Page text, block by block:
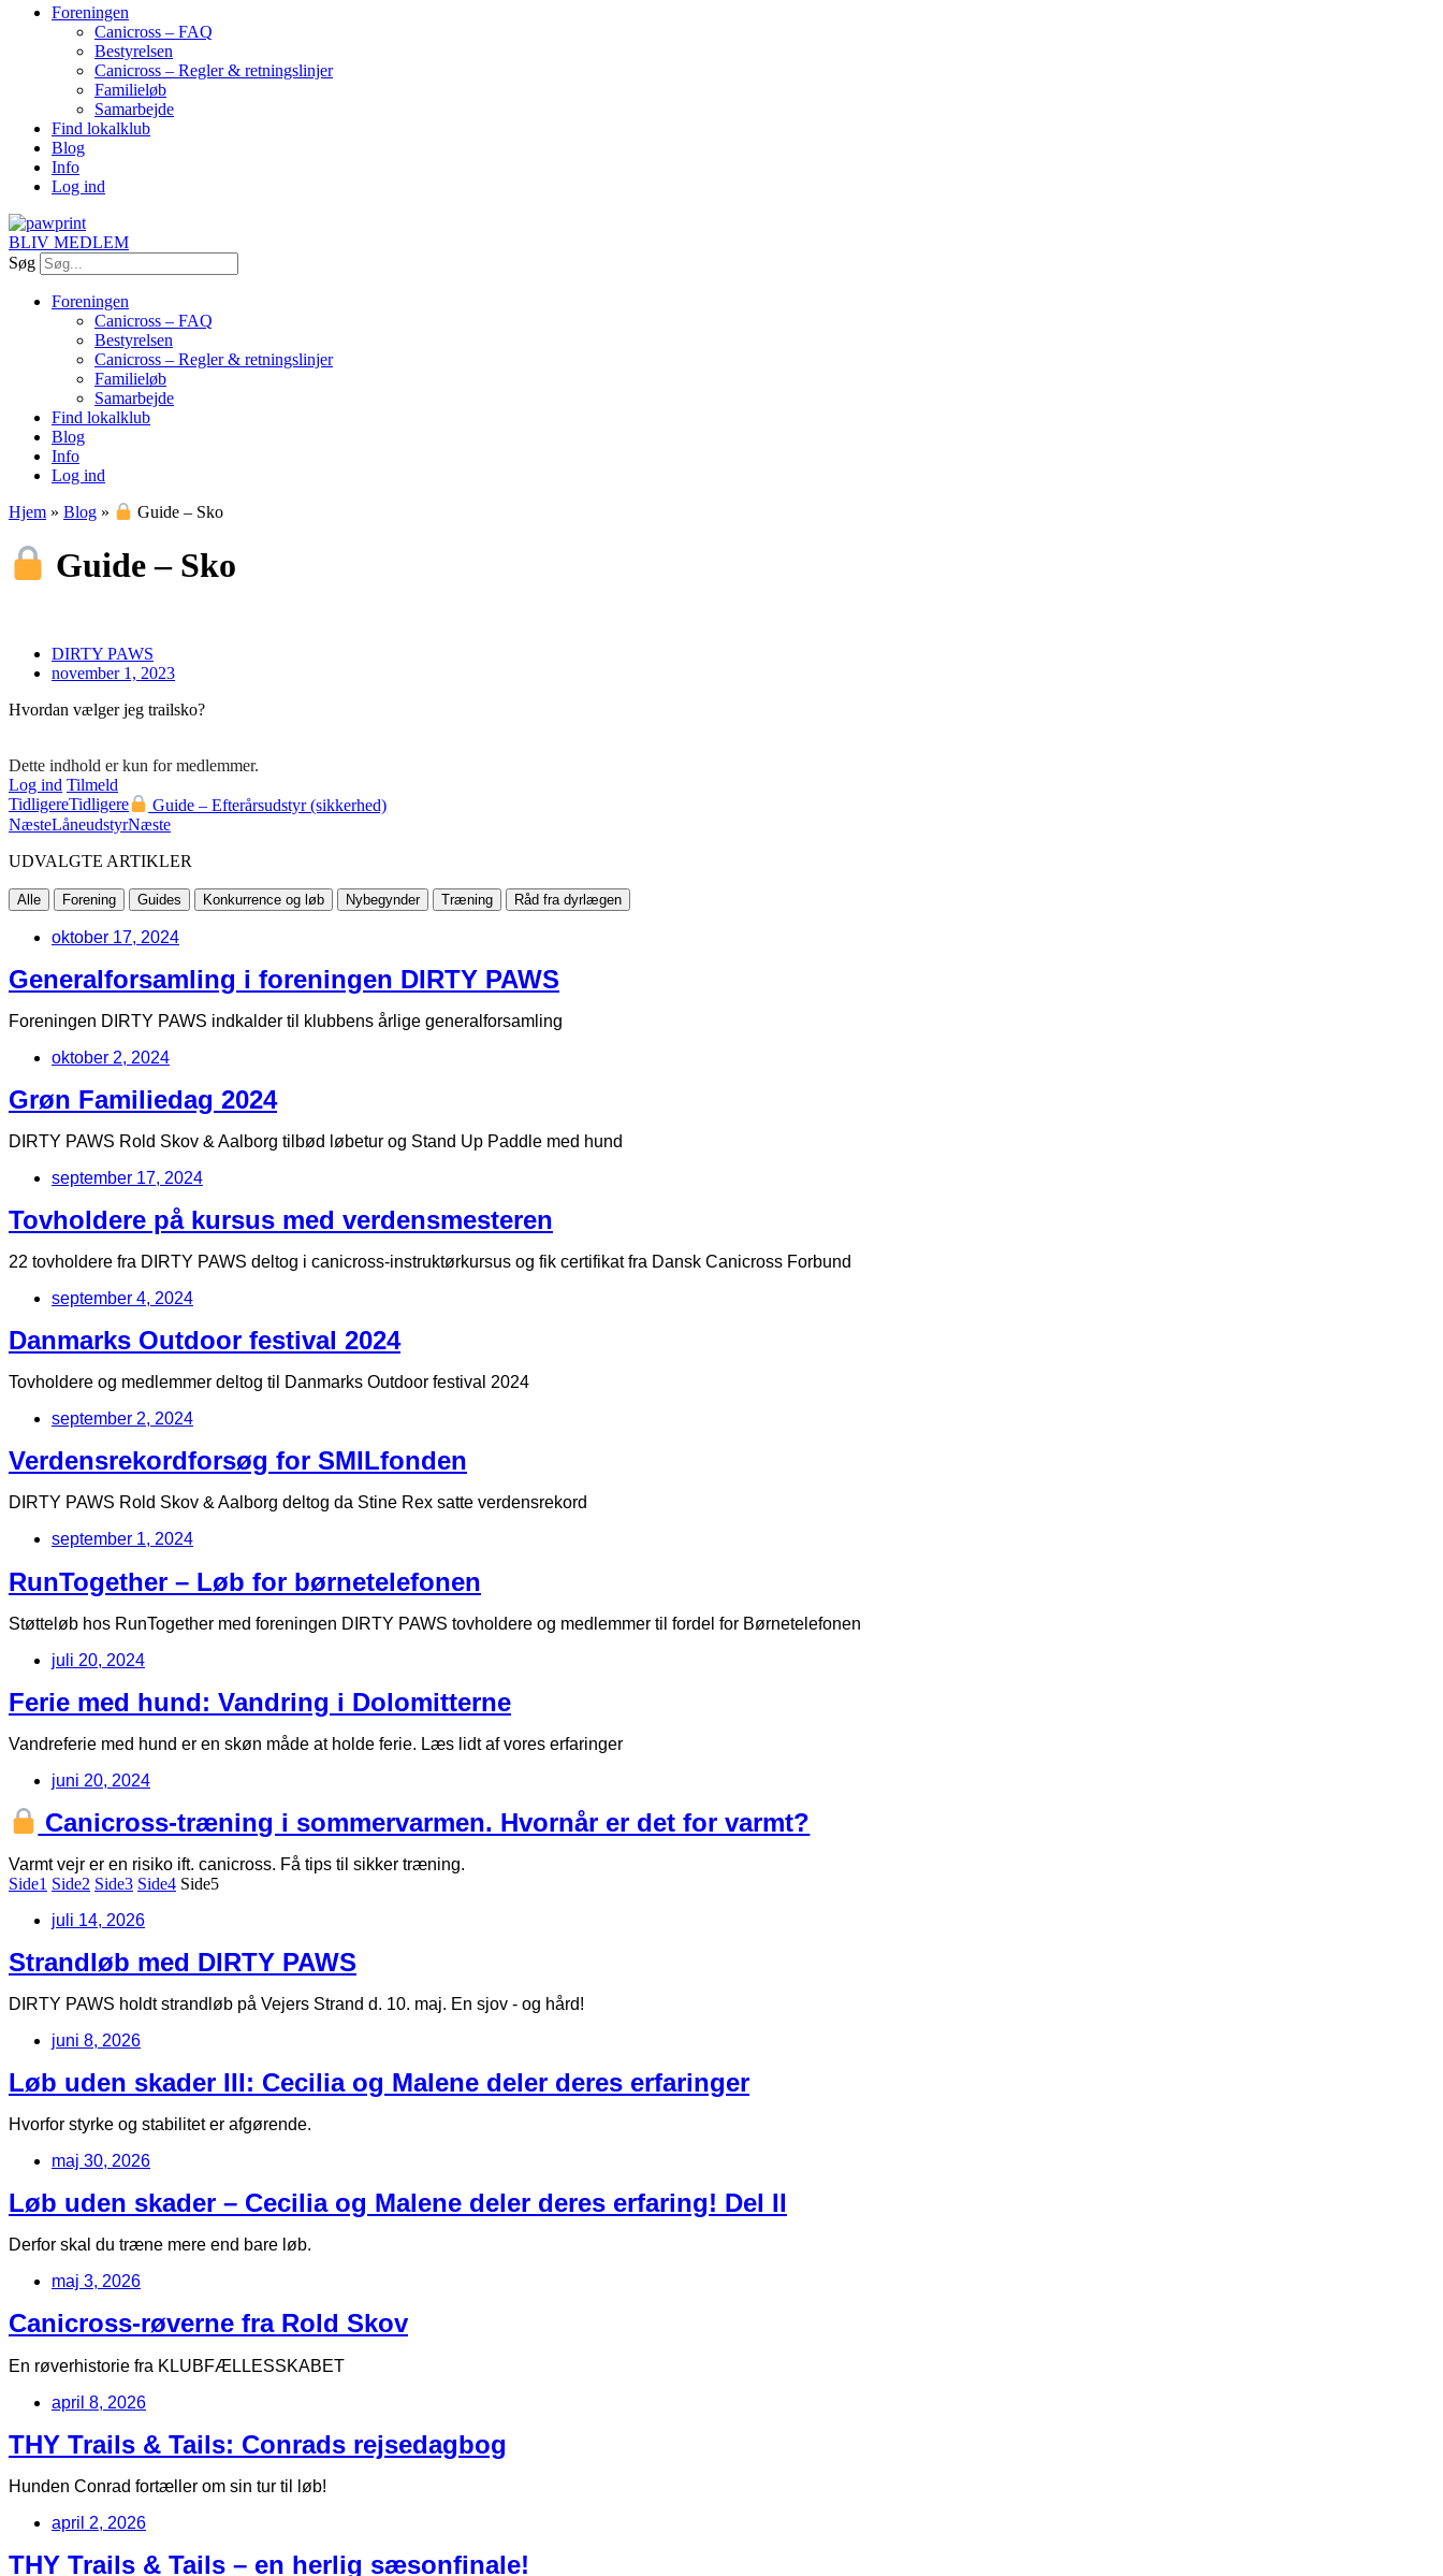
Foreningen
Canicross – FAQ
Bestyrelsen
Canicross – Regler & retningslinjer
Familieløb
Samarbejde
Find lokalklub
Blog
Info
Log ind
BLIV MEDLEM
Søg
Foreningen
Canicross – FAQ
Bestyrelsen
Canicross – Regler & retningslinjer
Familieløb
Samarbejde
Find lokalklub
Blog
Info
Log ind
Hjem » Blog » Guide – Sko
Guide – Sko
DIRTY PAWS
november 1, 2023
Hvordan vælger jeg trailsko?
Dette indhold er kun for medlemmer.
Log ind Tilmeld
TidligereTidligere
Guide – Efterårsudstyr (sikkerhed)
NæsteLåneudstyrNæste
UDVALGTE ARTIKLER
Alle Forening Guides Konkurrence og løb Nybegynder Træning Råd fra dyrlægen
oktober 17, 2024
Generalforsamling i foreningen DIRTY PAWS
Foreningen DIRTY PAWS indkalder til klubbens årlige generalforsamling
oktober 2, 2024
Grøn Familiedag 2024
DIRTY PAWS Rold Skov & Aalborg tilbød løbetur og Stand Up Paddle med hund
september 17, 2024
Tovholdere på kursus med verdensmesteren
22 tovholdere fra DIRTY PAWS deltog i canicross-instruktørkursus og fik certifikat fra Dansk Canicross Forbund
september 4, 2024
Danmarks Outdoor festival 2024
Tovholdere og medlemmer deltog til Danmarks Outdoor festival 2024
september 2, 2024
Verdensrekordforsøg for SMILfonden
DIRTY PAWS Rold Skov & Aalborg deltog da Stine Rex satte verdensrekord
september 1, 2024
RunTogether – Løb for børnetelefonen
Støtteløb hos RunTogether med foreningen DIRTY PAWS tovholdere og medlemmer til fordel for Børnetelefonen
juli 20, 2024
Ferie med hund: Vandring i Dolomitterne
Vandreferie med hund er en skøn måde at holde ferie. Læs lidt af vores erfaringer
juni 20, 2024
Canicross-træning i sommervarmen. Hvornår er det for varmt?
Varmt vejr er en risiko ift. canicross. Få tips til sikker træning.
Side1 Side2 Side3 Side4 Side5
juli 14, 2026
Strandløb med DIRTY PAWS
DIRTY PAWS holdt strandløb på Vejers Strand d. 10. maj. En sjov - og hård!
juni 8, 2026
Løb uden skader III: Cecilia og Malene deler deres erfaringer
Hvorfor styrke og stabilitet er afgørende.
maj 30, 2026
Løb uden skader – Cecilia og Malene deler deres erfaring! Del II
Derfor skal du træne mere end bare løb.
maj 3, 2026
Canicross-røverne fra Rold Skov
En røverhistorie fra KLUBFÆLLESSKABET
april 8, 2026
THY Trails & Tails: Conrads rejsedagbog
Hunden Conrad fortæller om sin tur til løb!
april 2, 2026
THY Trails & Tails – en herlig sæsonfinale!